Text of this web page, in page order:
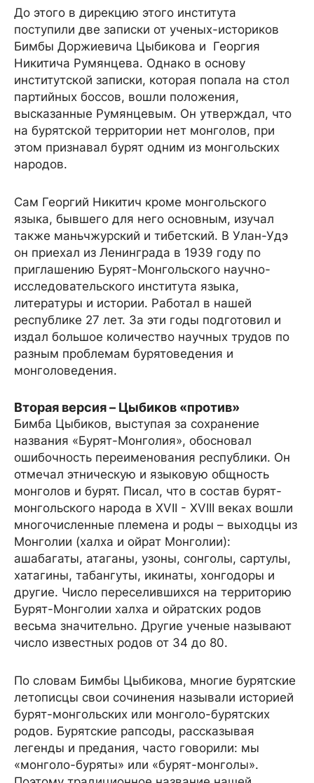
До этого в дирекцию этого института
поступили две записки от ученых-историков
Бимбы Доржиевича Цыбикова и Георгия
Никитича Румянцева. Однако в основу
институтской записки, которая попала на стол
партийных боссов, вошли положения,
высказанные Румянцевым. Он утверждал, что
на бурятской территории нет монголов, при
этом признавал бурят одним из монгольских
народов.
Сам Георгий Никитич кроме монгольского
языка, бывшего для него основным, изучал
также маньчжурский и тибетский. В Улан-Удэ
он приехал из Ленинграда в 1939 году по
приглашению Бурят-Монгольского научно-
исследовательского института языка,
литературы и истории. Работал в нашей
республике 27 лет. За эти годы подготовил и
издал большое количество научных трудов по
разным проблемам бурятоведения и
монголоведения.
Вторая версия – Цыбиков «против»
Бимба Цыбиков, выступая за сохранение
названия «Бурят-Монголия», обосновал
ошибочность переименования республики. Он
отмечал этническую и языковую общность
монголов и бурят. Писал, что в состав бурят-
монгольского народа в XVII - XVIII веках вошли
многочисленные племена и роды – выходцы из
Монголии (халха и ойрат Монголии):
ашабагаты, атаганы, узоны, сонголы, сартулы,
хатагины, табангуты, икинаты, хонгодоры и
другие. Число переселившихся на территорию
Бурят-Монголии халха и ойратских родов
весьма значительно. Другие ученые называют
число известных родов от 34 до 80.
По словам Бимбы Цыбикова, многие бурятские
летописцы свои сочинения называли историей
бурят-монгольских или монголо-бурятских
родов. Бурятские рапсоды, рассказывая
легенды и предания, часто говорили: мы
«монголо-буряты» или «бурят-монголы».